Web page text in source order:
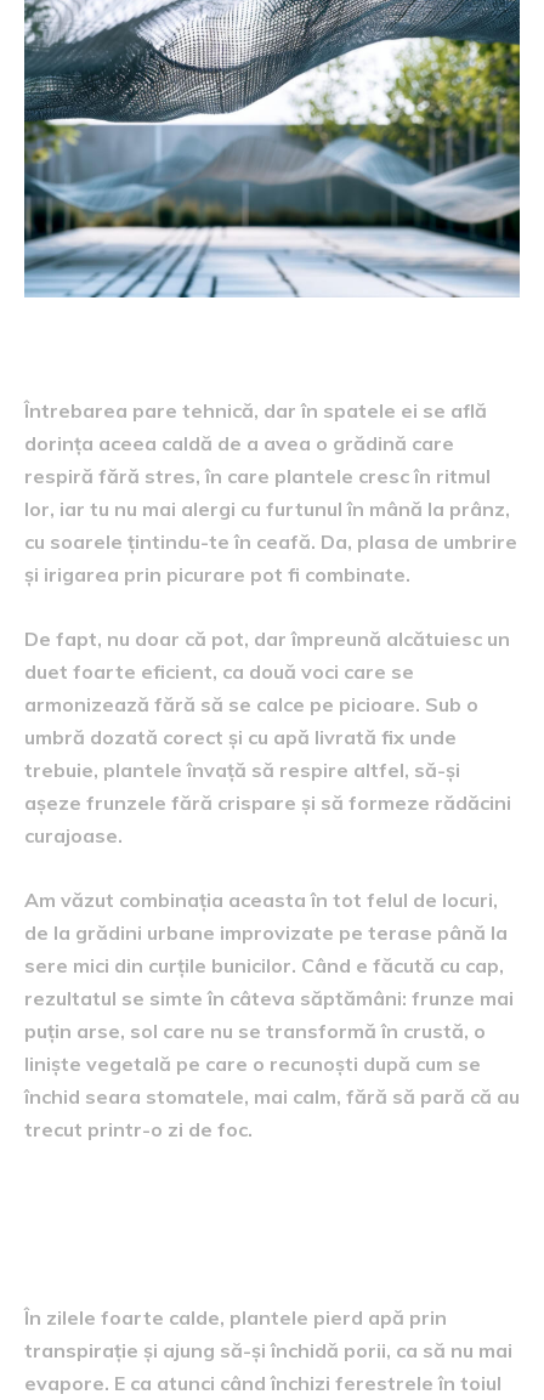
Întrebarea pare tehnică, dar în spatele ei se află
dorința aceea caldă de a avea o grădină care
respiră fără stres, în care plantele cresc în ritmul
lor, iar tu nu mai alergi cu furtunul în mână la prânz,
cu soarele țintindu-te în ceafă. Da, plasa de umbrire
și irigarea prin picurare pot fi combinate.
De fapt, nu doar că pot, dar împreună alcătuiesc un
duet foarte eficient, ca două voci care se
armonizează fără să se calce pe picioare. Sub o
umbră dozată corect și cu apă livrată fix unde
trebuie, plantele învață să respire altfel, să-și
așeze frunzele fără crispare și să formeze rădăcini
curajoase.
Am văzut combinația aceasta în tot felul de locuri,
de la grădini urbane improvizate pe terase până la
sere mici din curțile bunicilor. Când e făcută cu cap,
rezultatul se simte în câteva săptămâni: frunze mai
puțin arse, sol care nu se transformă în crustă, o
liniște vegetală pe care o recunoști după cum se
închid seara stomatele, mai calm, fără să pară că au
trecut printr-o zi de foc.
În zilele foarte calde, plantele pierd apă prin
transpirație și ajung să-și închidă porii, ca să nu mai
evapore. E ca atunci când închizi ferestrele în toiul